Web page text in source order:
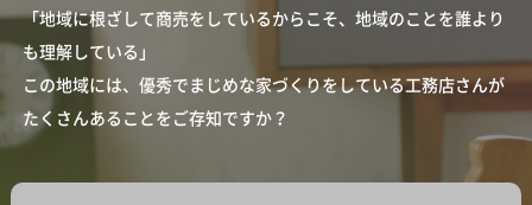
「地域に根ざして商売をしているからこそ、地域のことを誰より
も理解している」
この地域には、優秀でまじめな家づくりをしている工務店さんが
たくさんあることをご存知ですか？